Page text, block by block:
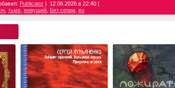
Publicator
12.06.2026 в 22:40
,тьме ,живущий Без серии ,во